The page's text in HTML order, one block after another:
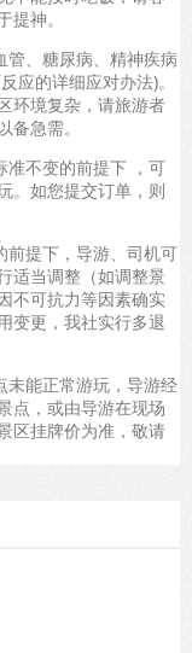
神。
管、糖尿病、精神疾病
应的详细应对办法)。
环境复杂，请旅游者
急需。
准不变的前提下 ，可
。如您提交订单，则
前提下，导游、司机可
适当调整（如调整景
不可抗力等因素确实
变更，我社实行多退
未能正常游玩，导游经
点，或由导游在现场
区挂牌价为准，敬请